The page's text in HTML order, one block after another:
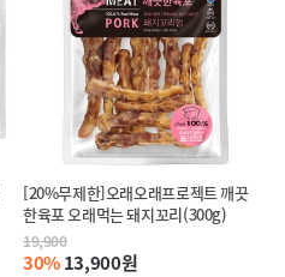
[20%무제한]오래오래프로젝트 깨끗
한육포 오래먹는 돼지꼬리(300g)
19,900
30%13,900원